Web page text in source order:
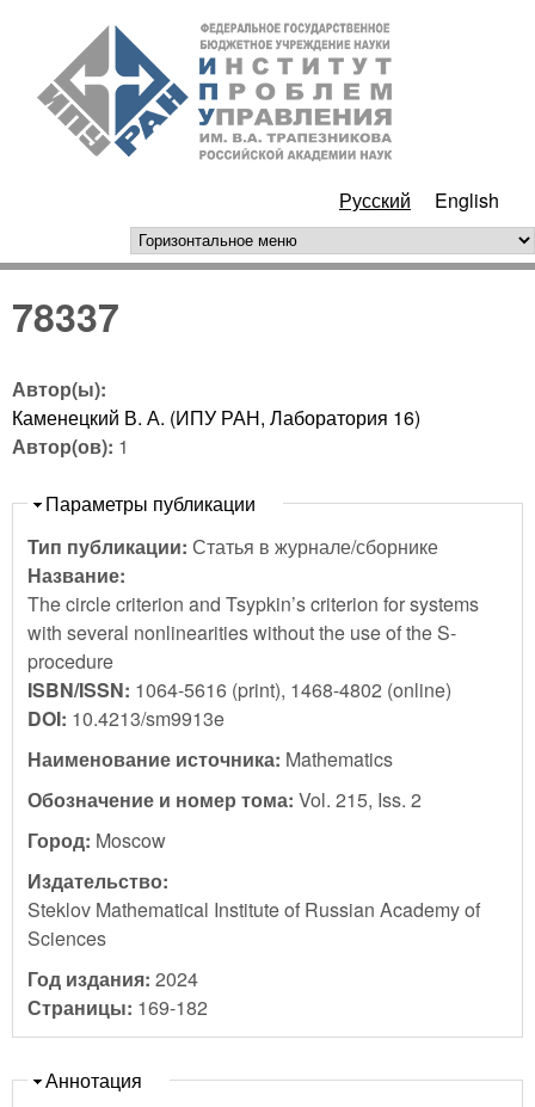
Перейти к основному
содержанию
РАН
Русский English
горизонтальное меню
78337
Автор(ы):
Каменецкий В. А. (ИПУ РАН, Лаборатория 16)
Автор(ов): 1
Скрыть
Параметры публикации
Тип публикации: Статья в журнале/сборнике
Название:
The circle criterion and Tsypkin’s criterion for systems
with several nonlinearities without the use of the S-
procedure
ISBN/ISSN: 1064-5616 (print), 1468-4802 (online)
DOI: 10.4213/sm9913e
Наименование источника: Mathematics
Обозначение и номер тома: Vol. 215, Iss. 2
Город: Moscow
Издательство:
Steklov Mathematical Institute of Russian Academy of
Sciences
Год издания: 2024
Страницы: 169-182
Скрыть
Аннотация